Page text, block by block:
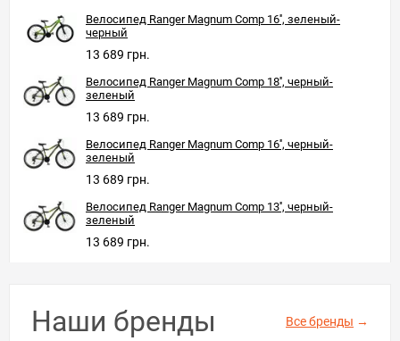
Велосипед Ranger Magnum Comp 16'', зеленый-
черный
13 689 грн.
Велосипед Ranger Magnum Comp 18'', черный-
зеленый
13 689 грн.
Велосипед Ranger Magnum Comp 16'', черный-
зеленый
13 689 грн.
Велосипед Ranger Magnum Comp 13'', черный-
зеленый
13 689 грн.
Наши бренды Все бренды →